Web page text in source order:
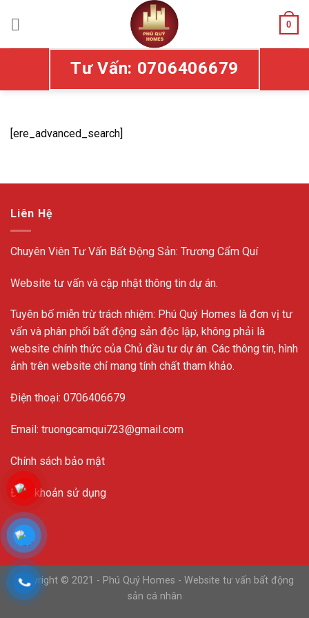
0
Tư Vấn: 0706406679
[ere_advanced_search]
Liên Hệ
Chuyên Viên Tư Vấn Bất Động Sản: Trương Cẩm Quí
Website tư vấn và cập nhật thông tin dự án.
Tuyên bố miễn trừ trách nhiệm: Phú Quý Homes là đơn vị tư
vấn và phân phối bất động sản độc lập, không phải là
website chính thức của Chủ đầu tư dự án. Các thông tin, hình
ảnh trên website chỉ mang tính chất tham khảo.
Điện thoại: 0706406679
Email: truongcamqui723@gmail.com
Chính sách bảo mật
Điều khoản sử dụng
Copyright © 2021 - Phú Quý Homes - Website tư vấn bất động
sản cá nhân